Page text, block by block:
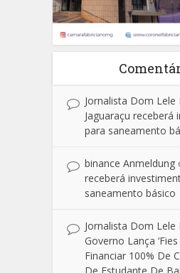
Jornalista Dom Lele
Jaguaraçu receberá
para saneamento
binance Anmeldung
receberá
saneamento básico
Jornalista Dom Lele
Governo Lança ‘Fies
Financiar 100% De